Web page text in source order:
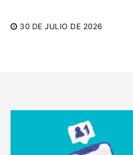
30 DE JULIO DE 2026